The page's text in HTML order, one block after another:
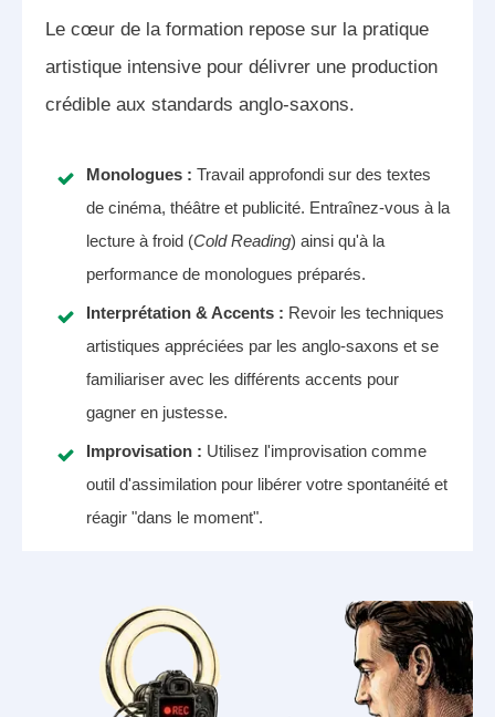
Le cœur de la formation repose sur la pratique
artistique intensive pour délivrer une production
crédible aux standards anglo-saxons.
Monologues : Travail approfondi sur des textes
de cinéma, théâtre et publicité. Entraînez-vous à la
lecture à froid (Cold Reading) ainsi qu'à la
performance de monologues préparés.
Interprétation & Accents : Revoir les techniques
artistiques appréciées par les anglo-saxons et se
familiariser avec les différents accents pour
gagner en justesse.
Improvisation : Utilisez l'improvisation comme
outil d'assimilation pour libérer votre spontanéité et
réagir "dans le moment".